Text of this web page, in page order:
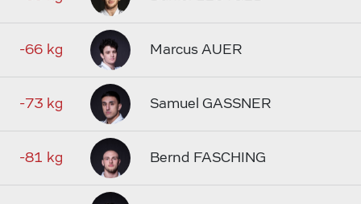
-66 kg Marcus AUER
-73 kg Samuel GASSNER
-81 kg Bernd FASCHING